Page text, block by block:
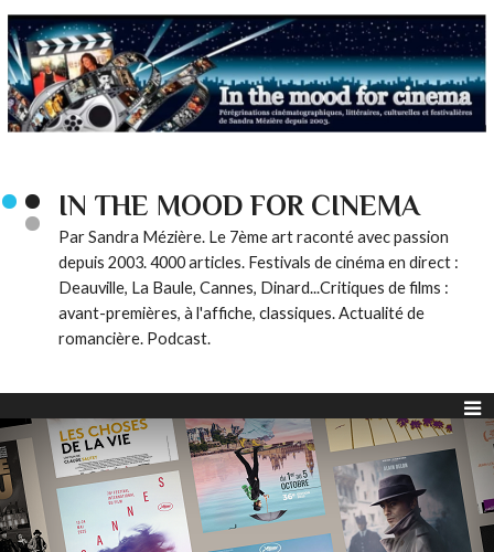
IN THE MOOD FOR CINEMA
Par Sandra Mézière. Le 7ème art raconté avec passion
depuis 2003. 4000 articles. Festivals de cinéma en direct :
Deauville, La Baule, Cannes, Dinard...Critiques de films :
avant-premières, à l'affiche, classiques. Actualité de
romancière. Podcast.